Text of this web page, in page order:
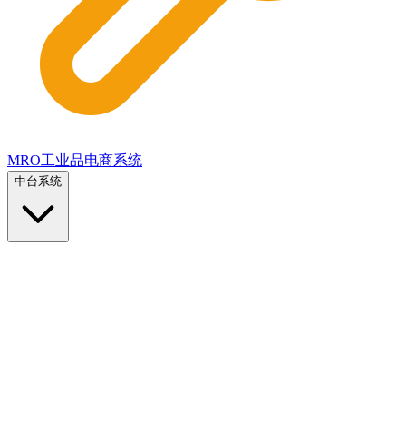
MRO工业品电商系统
中台系统